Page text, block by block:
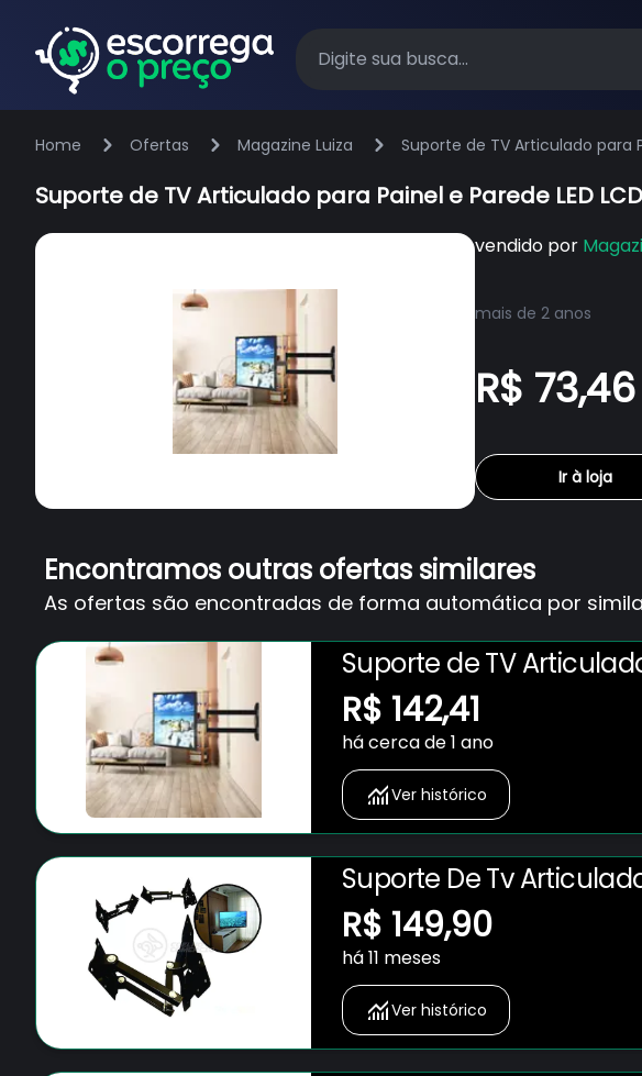
Home Ofertas Magazine Luiza Suporte de TV Articulado para
Suporte de TV Articulado para Painel e Parede LED
vendido por
mais de 2 anos
R$ 73,46
Ir à loja
Encontramos outras ofertas similares
As ofertas são encontradas de forma automática por
Suporte de TV
Parede LED LCD Plasma
Polegadas 302W
R$ 142,41
há cerca de 1 ano
Ver histórico
Suporte De Tv
Parede Led Lcd Plasma
Polegadas 302w
R$ 149,90
há 11 meses
Ver histórico